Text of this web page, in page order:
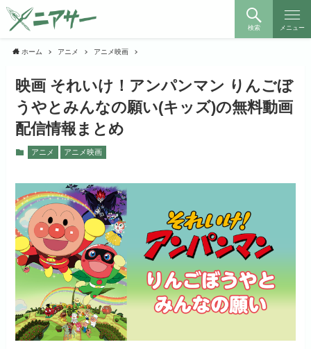
検索 メニュー
ホーム アニメ アニメ映画
映画 それいけ！アンパンマン りんごぼ
うやとみんなの願い(キッズ)の無料動画
配信情報まとめ
アニメ アニメ映画